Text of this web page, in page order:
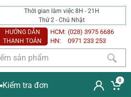
Thời gian làm việc 8H - 21H
Thứ 2 - Chủ Nhật
HƯỚNG DẪN
THANH TOÁN
HCM: (028) 3975 6686
HN:
0971 233 253
Kiểm tra đơn
0